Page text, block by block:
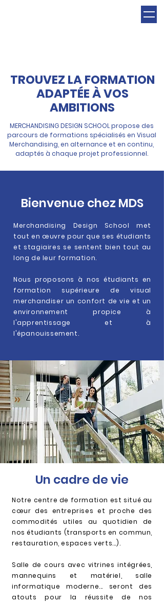
TROUVEZ LA FORMATION
ADAPTÉE À VOS
AMBITIONS
MERCHANDISING DESIGN SCHOOL propose des
parcours de formations spécialisés en Visual
Merchandising, en alternance et en continu,
adaptés à chaque projet professionnel.
Bienvenue chez MDS
Merchandising Design School met
tout en œuvre pour que ses étudiants
et stagiaires se sentent bien tout au
long de leur formation.
Nous proposons à nos étudiants en
formation supérieure de visual
merchandiser un confort de vie et un
environnement propice à
l'apprentissage et à
l'épanouissement.
Un cadre de vie
Notre centre de formation est situé au
cœur des entreprises et proche des
commodités utiles au quotidien de
nos étudiants (transports en commun,
restauration, espaces verts...).
Salle de cours avec vitrines intégrées,
mannequins et matériel, salle
informatique moderne... seront des
atouts pour la réussite de nos